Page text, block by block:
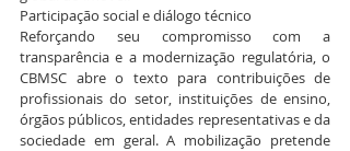
Participação social e diálogo técnico
Reforçando seu compromisso com a
transparência e a modernização regulatória, o
CBMSC abre o texto para contribuições de
profissionais do setor, instituições de ensino,
órgãos públicos, entidades representativas e da
sociedade em geral. A mobilização pretende